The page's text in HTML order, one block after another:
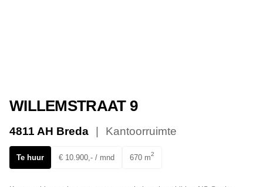
WILLEMSTRAAT 9
4811 AH Breda Kantoorruimte
Te huur € 10.900,- / mnd 670 m2